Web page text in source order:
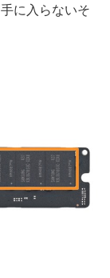
に入らないそ